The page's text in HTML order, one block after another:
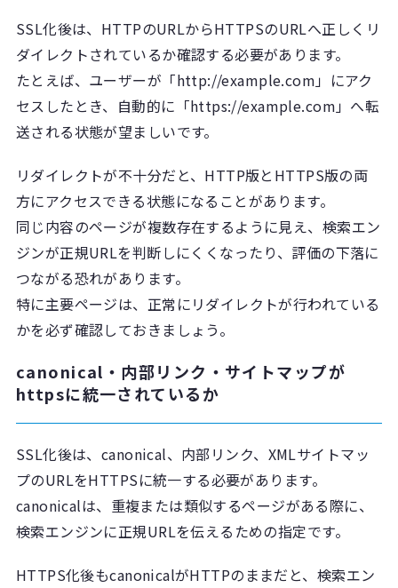
SSL化後は、HTTPのURLからHTTPSのURLへ正しくリ
ダイレクトされているか確認する必要があります。
たとえば、ユーザーが「http://example.com」にアク
セスしたとき、自動的に「https://example.com」へ転
送される状態が望ましいです。
リダイレクトが不十分だと、HTTP版とHTTPS版の両
方にアクセスできる状態になることがあります。
同じ内容のページが複数存在するように見え、検索エン
ジンが正規URLを判断しにくくなったり、評価の下落に
つながる恐れがあります。
特に主要ページは、正常にリダイレクトが行われている
かを必ず確認しておきましょう。
canonical・内部リンク・サイトマップが
httpsに統一されているか
SSL化後は、canonical、内部リンク、XMLサイトマッ
プのURLをHTTPSに統一する必要があります。
canonicalは、重複または類似するページがある際に、
検索エンジンに正規URLを伝えるための指定です。
HTTPS化後もcanonicalがHTTPのままだと、検索エン